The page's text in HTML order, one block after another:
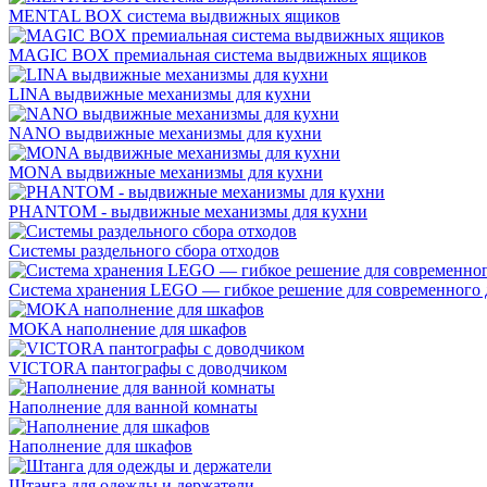
MENTAL BOX система выдвижных ящиков
MAGIC BOX премиальная система выдвижных ящиков
LINA выдвижные механизмы для кухни
NANO выдвижные механизмы для кухни
MONA выдвижные механизмы для кухни
PHANTOM - выдвижные механизмы для кухни
Системы раздельного сбора отходов
Система хранения LEGO — гибкое решение для современного
MOKA наполнение для шкафов
VICTORA пантографы с доводчиком
Наполнение для ванной комнаты
Наполнение для шкафов